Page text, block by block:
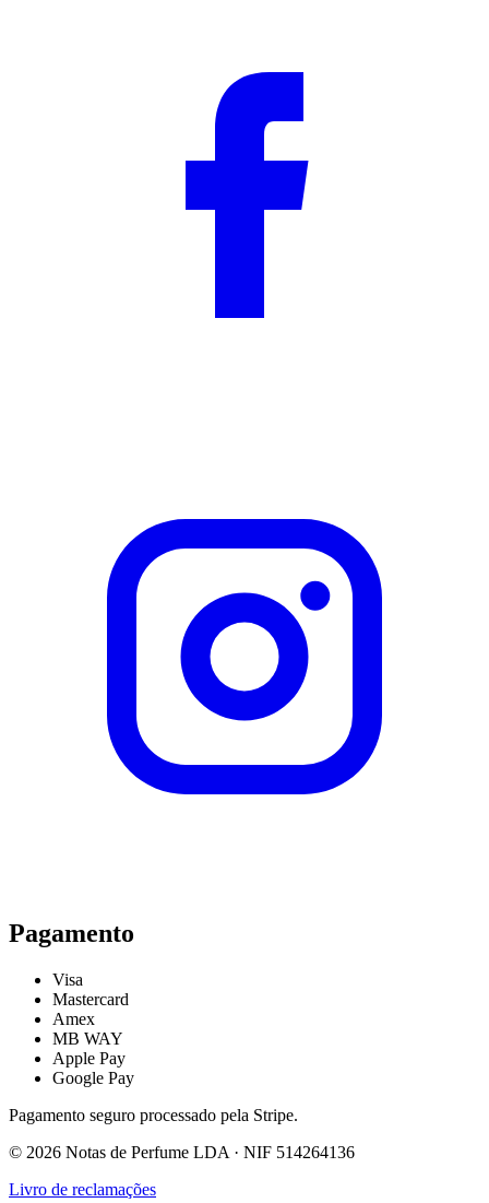
Pagamento
Visa
Mastercard
Amex
MB WAY
Apple Pay
Google Pay
Pagamento seguro processado pela Stripe.
© 2026 Notas de Perfume LDA · NIF 514264136
Livro de reclamações